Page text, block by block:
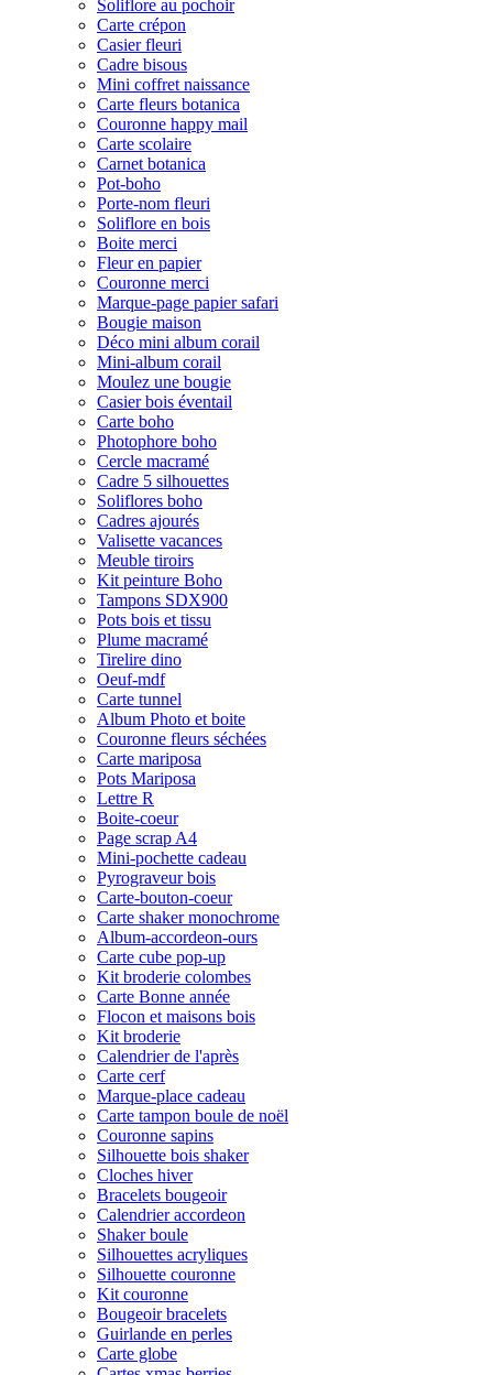
Soliflore au pochoir
Carte crépon
Casier fleuri
Cadre bisous
Mini coffret naissance
Carte fleurs botanica
Couronne happy mail
Carte scolaire
Carnet botanica
Pot-boho
Porte-nom fleuri
Soliflore en bois
Boite merci
Fleur en papier
Couronne merci
Marque-page papier safari
Bougie maison
Déco mini album corail
Mini-album corail
Moulez une bougie
Casier bois éventail
Carte boho
Photophore boho
Cercle macramé
Cadre 5 silhouettes
Soliflores boho
Cadres ajourés
Valisette vacances
Meuble tiroirs
Kit peinture Boho
Tampons SDX900
Pots bois et tissu
Plume macramé
Tirelire dino
Oeuf-mdf
Carte tunnel
Album Photo et boite
Couronne fleurs séchées
Carte mariposa
Pots Mariposa
Lettre R
Boite-coeur
Page scrap A4
Mini-pochette cadeau
Pyrograveur bois
Carte-bouton-coeur
Carte shaker monochrome
Album-accordeon-ours
Carte cube pop-up
Kit broderie colombes
Carte Bonne année
Flocon et maisons bois
Kit broderie
Calendrier de l'après
Carte cerf
Marque-place cadeau
Carte tampon boule de noël
Couronne sapins
Silhouette bois shaker
Cloches hiver
Bracelets bougeoir
Calendrier accordeon
Shaker boule
Silhouettes acryliques
Silhouette couronne
Kit couronne
Bougeoir bracelets
Guirlande en perles
Carte globe